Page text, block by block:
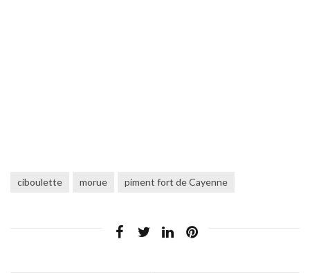
ciboulette morue piment fort de Cayenne